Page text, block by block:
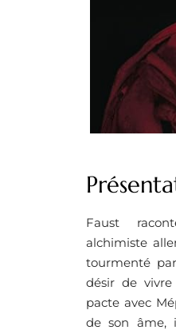
Faust
alchimiste
tourmenté
désir de
pacte avec
de son âme,